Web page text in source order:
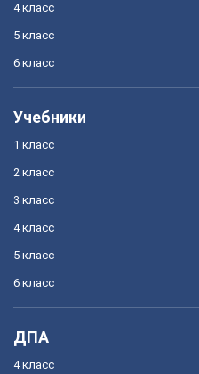
4 класс
5 класс
6 класс
Учебники
1 класс
2 класс
3 класс
4 класс
5 класс
6 класс
ДПА
4 класс